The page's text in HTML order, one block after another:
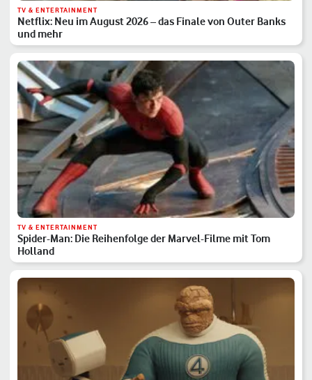
TV & ENTERTAINMENT
Netflix: Neu im August 2026 – das Finale von Outer Banks
und mehr
TV & ENTERTAINMENT
Spider-Man: Die Reihenfolge der Marvel-Filme mit Tom
Holland